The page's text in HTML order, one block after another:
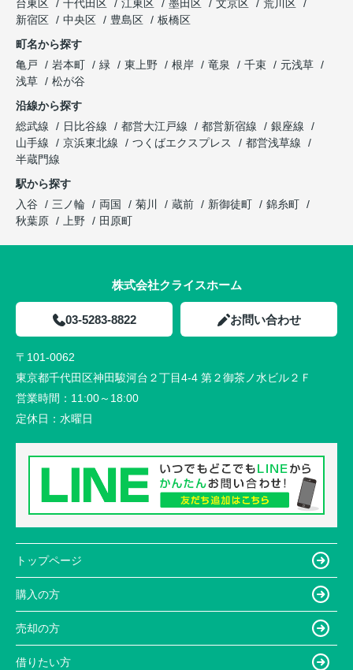
台東区
千代田区 江東区 墨田区 文京区
荒川区
新宿区
中央区 豊島区
板橋区
町名から探す
亀戸
岩本町 緑 東上野 根岸 竜泉 千束
元浅草
浅草
松が谷
沿線から探す
総武線
日比谷線 都営大江戸線 都営新宿線
銀座線
山手線
京浜東北線 つくばエクスプレス
都営浅草線
半蔵門線
駅から探す
入谷
三ノ輪 両国 菊川 蔵前 新御徒町
錦糸町
秋葉原
上野 田原町
株式会社クライスホーム
03-5283-8822 お問い合わせ
〒101-0062
東京都千代田区神田駿河台２丁目4-4 第２御茶ノ水ビル２Ｆ
営業時間： 11:00～18:00
定休日： 水曜日
トップページ
購入の方
売却の方
借りたい方